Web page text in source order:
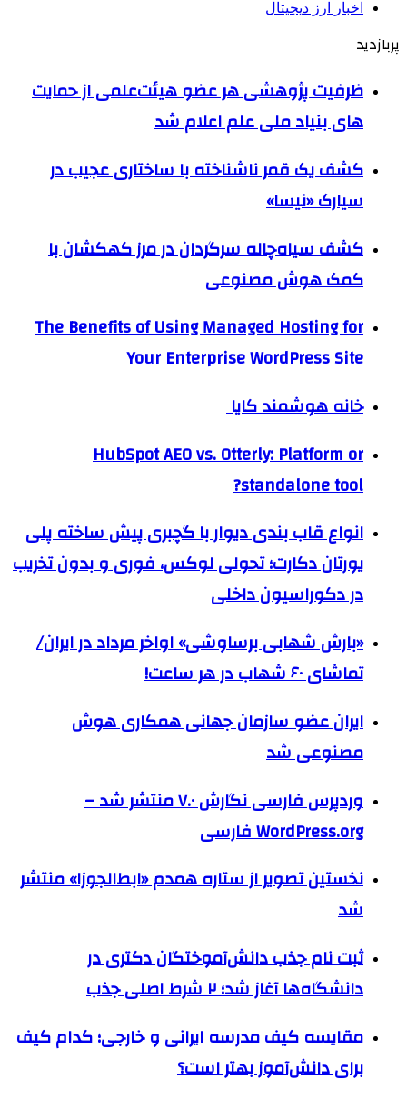
اخبار ارز دیجیتال
پربازدید
ظرفیت پژوهشی هر عضو هیئت‌علمی از حمایت
های بنیاد ملی علم اعلام شد
کشف یک قمر ناشناخته با ساختاری عجیب در
سیارک «نیسا»
کشف سیاه‌چاله سرگردان در مرز کهکشان با
کمک هوش مصنوعی
The Benefits of Using Managed Hosting for
Your Enterprise WordPress Site
خانه هوشمند کایا
HubSpot AEO vs. Otterly: Platform or
standalone tool?
انواع قاب بندی دیوار با گچبری پیش ساخته پلی
یورتان دکارت؛ تحولی لوکس، فوری و بدون تخریب
در دکوراسیون داخلی
«بارش شهابی برساوشی» اواخر مرداد در ایران/
تماشای ۶۰ شهاب در هر ساعت!
ایران عضو سازمان جهانی همکاری هوش
مصنوعی شد
وردپرس فارسی نگارش ۷.۰ منتشر شد –
WordPress.org فارسی
نخستین تصویر از ستاره همدم «ابط‌الجوزا» منتشر
شد
ثبت نام جذب دانش‌آموختگان دکتری در
دانشگاه‌ها آغاز شد؛ ۲ شرط اصلی جذب
مقایسه کیف مدرسه ایرانی و خارجی؛ کدام کیف
برای دانش‌آموز بهتر است؟